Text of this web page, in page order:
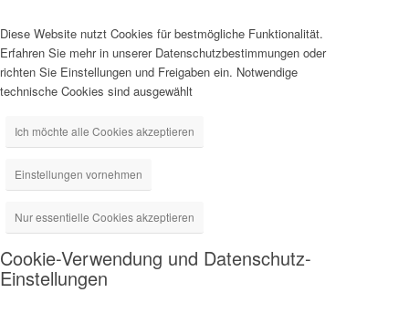
Diese Website nutzt Cookies für bestmögliche Funktionalität.
Erfahren Sie mehr in unserer Datenschutzbestimmungen oder
richten Sie Einstellungen und Freigaben ein. Notwendige
technische Cookies sind ausgewählt
Ich möchte alle Cookies akzeptieren
Einstellungen vornehmen
Nur essentielle Cookies akzeptieren
Cookie-Verwendung und Datenschutz-
Einstellungen